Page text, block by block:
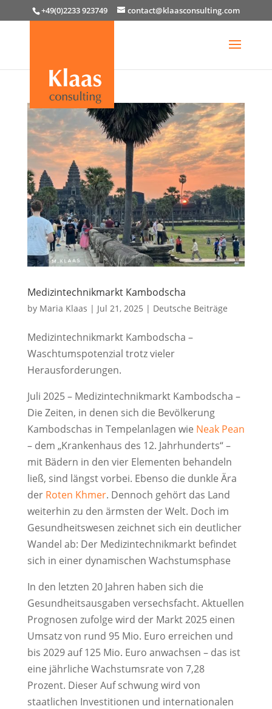
+49(0)2233 923749 contact@klaasconsulting.com
Medizintechnikmarkt Kambodscha
by Maria Klaas | Jul 21, 2025 | Deutsche Beiträge
Medizintechnikmarkt Kambodscha –
Waschtumspotenzial trotz vieler
Herausforderungen.
Juli 2025 – Medizintechnikmarkt Kambodscha –
Die Zeiten, in denen sich die Bevölkerung
Kambodschas in Tempelanlagen wie Neak Pean
– dem „Krankenhaus des 12. Jahrhunderts“ –
mit Bädern in den vier Elementen behandeln
ließ, sind längst vorbei. Ebenso die dunkle Ära
der Roten Khmer. Dennoch gehört das Land
weiterhin zu den ärmsten der Welt. Doch im
Gesundheitswesen zeichnet sich ein deutlicher
Wandel ab: Der Medizintechnikmarkt befindet
sich in einer dynamischen Wachstumsphase
In den letzten 20 Jahren haben sich die
Gesundheitsausgaben versechsfacht. Aktuellen
Prognosen zufolge wird der Markt 2025 einen
Umsatz von rund 95 Mio. Euro erreichen und
bis 2029 auf 125 Mio. Euro anwachsen – das ist
eine jährliche Wachstumsrate von 7,28
Prozent. Dieser Auf schwung wird von
staatlichen Investitionen und internationalen